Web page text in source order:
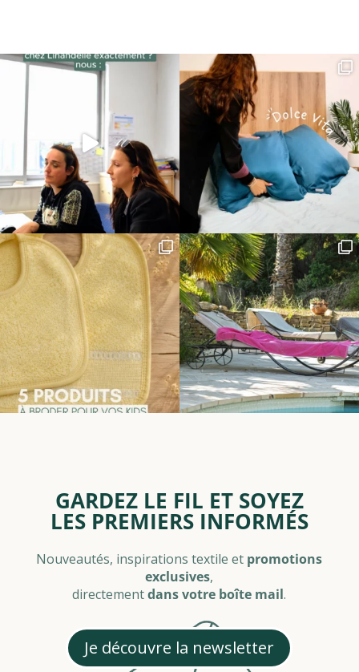
16,90€.13,52€.
GARDEZ LE FIL ET SOYEZ
LES PREMIERS INFORMÉS
Nouveautés, inspirations textile et promotions
exclusives,
directementdans votre boîte mail.
Je découvre la newsletter